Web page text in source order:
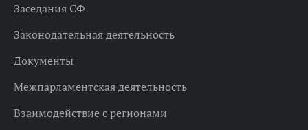
Заседания СФ
Законодательная деятельность
Документы
Межпарламентская деятельность
Взаимодействие с регионами